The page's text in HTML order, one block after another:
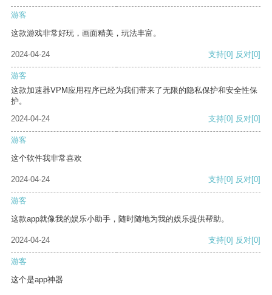
游客
这款游戏非常好玩，画面精美，玩法丰富。
2024-04-24 支持[0] 反对[0]
游客
这款加速器VPM应用程序已经为我们带来了无限的隐私保护和安全性保
护。
2024-04-24
支持[0] 反对[0]
游客
这个软件我非常喜欢
2024-04-24 支持[0] 反对[0]
游客
这款app就像我的娱乐小助手，随时随地为我的娱乐提供帮助。
2024-04-24 支持[0] 反对[0]
游客
这个是app神器